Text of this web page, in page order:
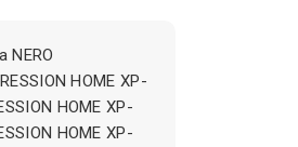
NERO
HOME XP-
HOME XP-
HOME XP-